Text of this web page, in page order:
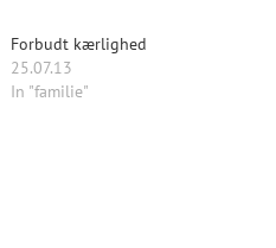
Forbudt kærlighed
25.07.13
In "familie"